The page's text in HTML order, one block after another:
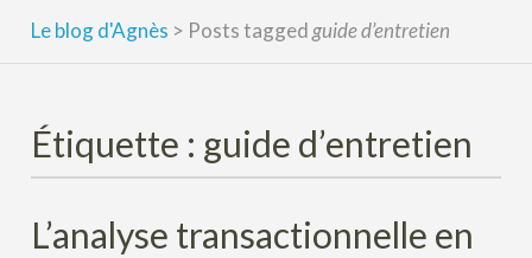
Le blog d'Agnès > Posts taggedguide d’entretien
Étiquette : guide d’entretien
L’analyse transactionnelle en